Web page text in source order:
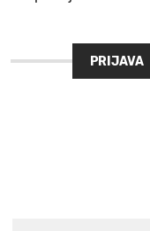
PRIJAVA